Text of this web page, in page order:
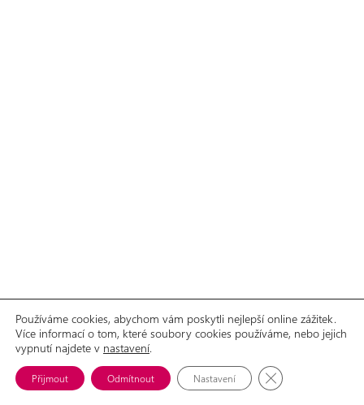
© 2026 Aliance žen s rakovinou prsu, o.p.s.
GDPR
Prohlášení o přístupnosti
Možnosti spolupráce
Používáme cookies, abychom vám poskytli nejlepší online zážitek.
Více informací o tom, které soubory cookies používáme, nebo jejich
vypnutí najdete v nastavení.
Přijmout Odmítnout Nastavení Zavřít cookie lištu